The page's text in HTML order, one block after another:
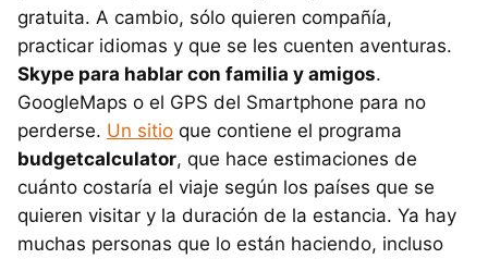
gratuita. A cambio, sólo quieren compañía,
practicar idiomas y que se les cuenten aventuras.
Skype para hablar con familia y amigos.
GoogleMaps o el GPS del Smartphone para no
perderse. Un sitio que contiene el programa
budgetcalculator, que hace estimaciones de
cuánto costaría el viaje según los países que se
quieren visitar y la duración de la estancia. Ya hay
muchas personas que lo están haciendo, incluso